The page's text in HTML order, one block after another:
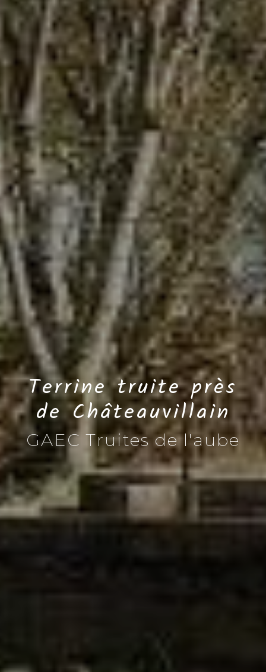
Terrine truite près
de Châteauvillain
GAEC Truites de l'aube